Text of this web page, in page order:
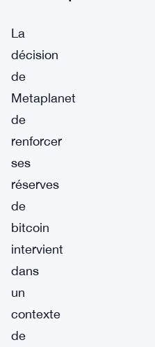
La
décision
de
Metaplanet
de
renforcer
ses
réserves
de
bitcoin
intervient
dans
un
contexte
de